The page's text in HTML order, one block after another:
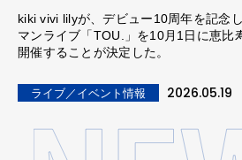
kiki vivi lilyが、デビュー10周年を記念
マンライブ「TOU.」を10月1日に恵比
開催することが決定した。
ライブ／イベント情報 2026.05.19